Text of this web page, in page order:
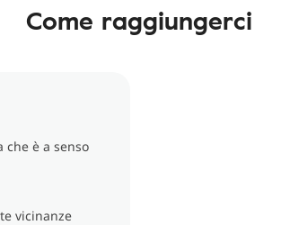
Come raggiungerci
che è a senso
vicinanze